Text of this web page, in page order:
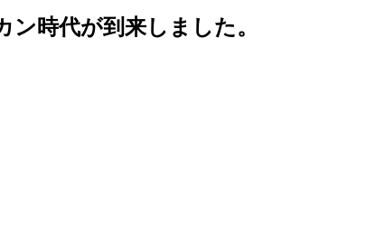
時代が到来しました。